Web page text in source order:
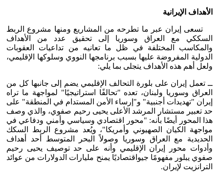
الأهداف الإيرانية
تسعى إيران عبر ما تطرحه من المشاريع ومنها مشروع الربط
السككي مع العراق وسوريا إلى تحقيق عدد من الأهداف
والمكاسب المختلفة في ظل ما تعانيه من تداعيات العقوبات
الدولية المفروضة عليها بسبب برنامجها النووي وسلوكها الإقليمي،
ولعل أهم هذه الأهداف يتجلى بما يلي:
ــ تعمل إيران على بلورة التحالف الإقليمي يضم إلى جانبها كل من
العراق وسوريا ولبنان، تعده "تحالفًا استراتيجيًا" لمواجهة ما تراه
إيران "تهديدات أجنبية" و"إرساء الأمن المستدام في المنطقة" على
حد تعبير مستشار المرشد الأعلى يحيى رحيم صفوي، والذي وصف
هذا المحور أيضًا بأنه: "محور اقتصادي وسياسي وأمني ودفاعي في
مواجهة الكيان الصهيوني وأمريكا"، ويُعد مشروع الربط السكك
الحديدية مع العراق وسوريا وصولاً البحر المتوسط أحد أهداف
وأدوات محور إيران الإقليمي وأنه على حد توصيف يحيى رحيم
صفوي يبلور مفهومًا جيواقتصاديًا يمنح مليارات الدولارات من عوائد
الترانزيت لإيران.